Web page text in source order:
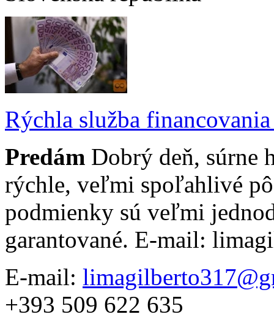
Rýchla služba
Predám Dobrý deň, súrne
rýchle, veľmi spoľahlivé
podmienky sú veľmi
garantované. E-mail:
E-mail:
+393 509 622 635